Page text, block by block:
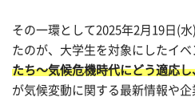
その一環として2025年2 月 19 日(
たのが、大学生を対象にしたイベ
たち～気候危機時代にどう適応
が気候変動に関する最新情報や